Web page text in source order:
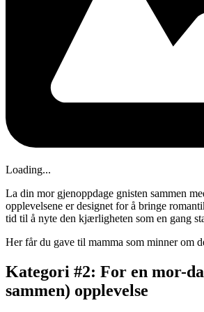
Loading...
La din mor gjenoppdage gnisten sammen
opplevelsene er designet for å bringe
tid til å nyte den kjærligheten som en gang
Her får du gave til mamma som minner om
Kategori #2: For en mor-
sammen) opplevelse